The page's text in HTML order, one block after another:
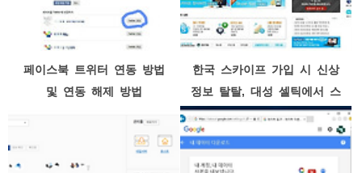
페이스북 트위터 연동 방법
및 연동 해제 방법
한국 스카이프 가입 시 신상
정보 탈탈, 대성 셀틱에서 스
카이프 인수했기 때문